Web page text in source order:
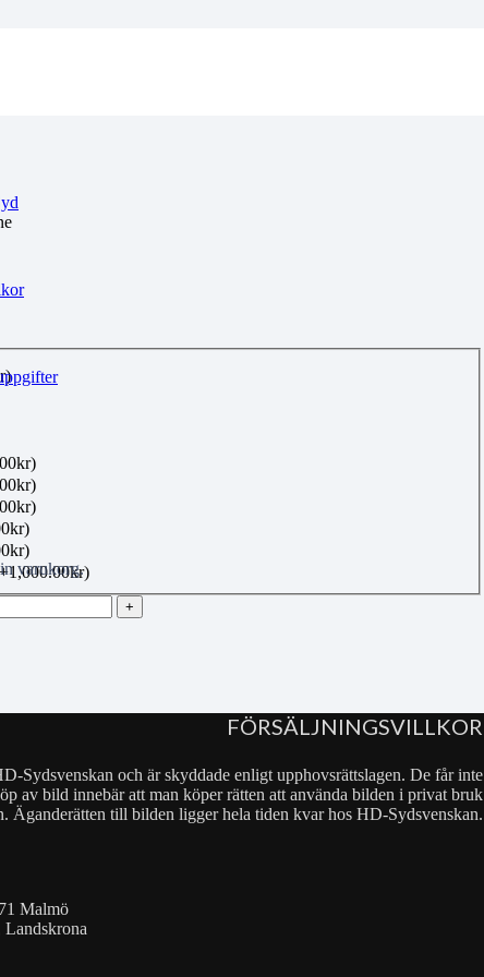
varukorg.
)
kr)
kr)
kr)
kr)
kr)
1,000.00kr)
FÖRSÄLJNINGSVILLKOR
Sydsvenskan och är skyddade enligt upphovsrättslagen. De får inte
av bild innebär att man köper rätten att använda bilden i privat bruk
Äganderätten till bilden ligger hela tiden kvar hos HD-Sydsvenskan.
Malmö
Landskrona